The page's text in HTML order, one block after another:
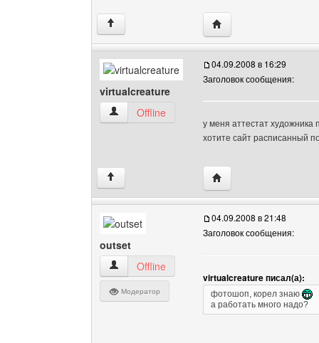
↑ Посетить сайт
virtualcreature
virtualcreature Посмотреть профиль
Offline
04.09.2008 в 16:29
Заголовок сообщения:
у меня аттестат художника
хотите сайт расписанный
↑ Посетить сайт
outset
outset Посмотреть профиль
Offline
Модератор
04.09.2008 в 21:48
Заголовок сообщения:
virtualcreature писал(а):
фотошоп, корел знаю
а работать много надо?